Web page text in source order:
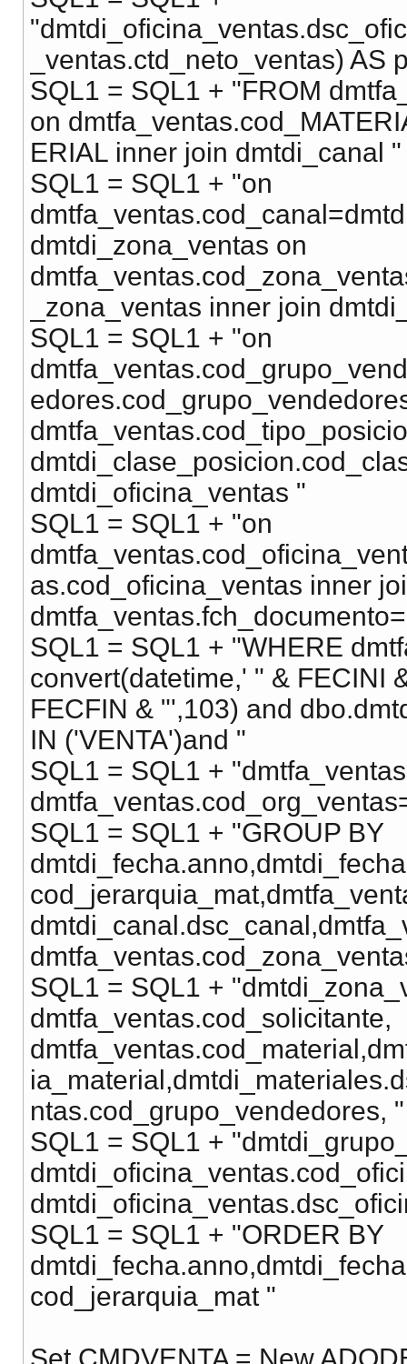
_ventas.ctd_neto_ventas) AS
SQL1 = SQL1 + "FROM
on
ERIAL inner join dmtdi_canal "
SQL1 = SQL1 + "on
dmtdi_zona_ventas on
_zona_ventas inner join
SQL1 = SQL1 + "on
dmtdi_oficina_ventas "
SQL1 = SQL1 + "on
as.cod_oficina_ventas inner
SQL1 = SQL1 + "WHERE
convert(datetime,' " & FECINI
FECFIN & "',103) and
IN ('VENTA')and "
SQL1 = SQL1 +
SQL1 = SQL1 + "GROUP BY
SQL1 = SQL1 +
dmtfa_ventas.cod_solicitante,
ntas.cod_grupo_vendedores, "
SQL1 = SQL1 +
SQL1 = SQL1 + "ORDER BY
cod_jerarquia_mat "